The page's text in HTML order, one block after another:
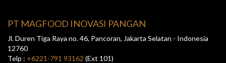
PT MAGFOOD INOVASI PANGAN
Jl. Duren Tiga Raya no. 46, Pancoran, Jakarta Selatan - Indonesia
12760
Telp : +6221-791 93162 (Ext 101)